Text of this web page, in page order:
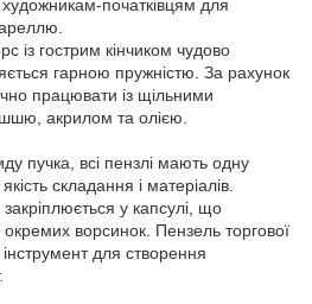
початківцям для
із гострим кінчиком чудово
гарною пружністю. За рахунок
працювати із щільними
акрилом та олією.
пучка, всі пензлі мають одну
складання і матеріалів.
у капсулі, що
ворсинок. Пензель торгової
для створення